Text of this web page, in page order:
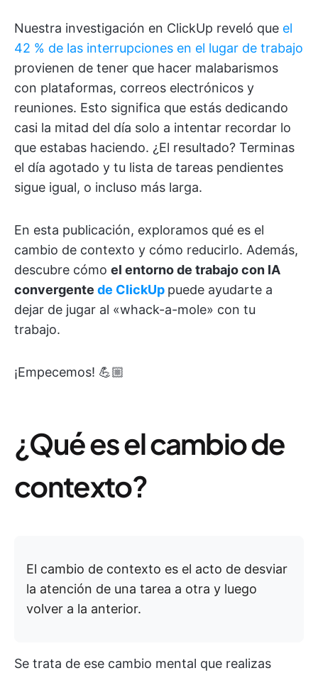
Nuestra investigación en ClickUp reveló que el
42 % de las interrupciones en el lugar de trabajo
provienen de tener que hacer malabarismos
con plataformas, correos electrónicos y
reuniones. Esto significa que estás dedicando
casi la mitad del día solo a intentar recordar lo
que estabas haciendo. ¿El resultado? Terminas
el día agotado y tu lista de tareas pendientes
sigue igual, o incluso más larga.
En esta publicación, exploramos qué es el
cambio de contexto y cómo reducirlo. Además,
descubre cómo el entorno de trabajo con IA
convergente de ClickUp puede ayudarte a
dejar de jugar al «whack-a-mole» con tu
trabajo.
¡Empecemos! 💪🏼
¿Qué es el cambio de
contexto?
El cambio de contexto es el acto de desviar
la atención de una tarea a otra y luego
volver a la anterior.
Se trata de ese cambio mental que realizas